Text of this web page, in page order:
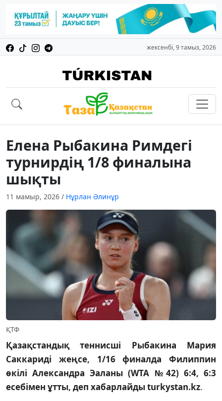
жексенбі, 9 тамыз, 2026
Елена Рыбакина Римдегі
турнирдің 1/8 финалына
шықты
11 мамыр, 2026 / Нұрлан Әлинұр
ҚТФ
Қазақстандық теннисші Рыбакина Мария
Саккариді жеңсе, 1/16 финалда Филиппин
өкілі Александра Эаланы (WTA №42) 6:4, 6:3
есебімен ұтты, деп хабарлайды turkystan.kz.